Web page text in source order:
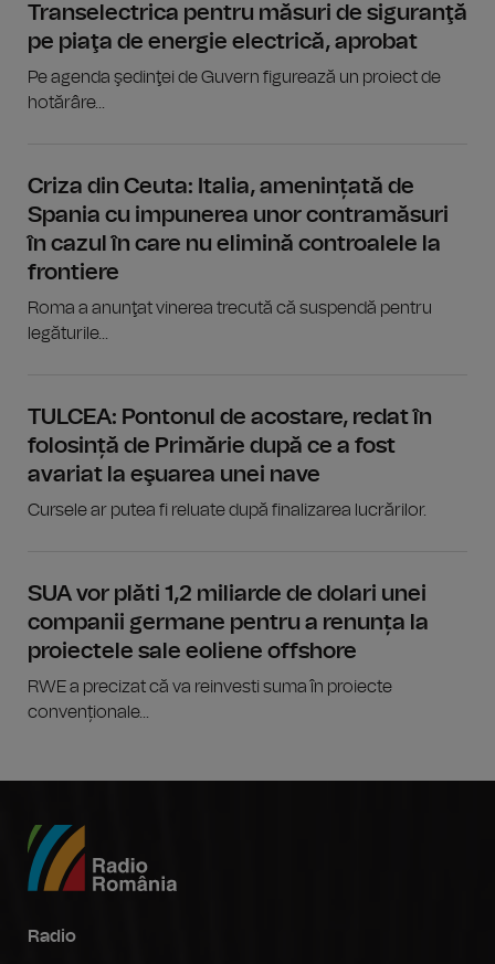
Transelectrica pentru măsuri de siguranţă
pe piaţa de energie electrică, aprobat
Pe agenda şedinţei de Guvern figurează un proiect de
hotărâre...
Criza din Ceuta: Italia, amenințată de
Spania cu impunerea unor contramăsuri
în cazul în care nu elimină controalele la
frontiere
Roma a anunţat vinerea trecută că suspendă pentru
legăturile...
TULCEA: Pontonul de acostare, redat în
folosință de Primărie după ce a fost
avariat la eşuarea unei nave
Cursele ar putea fi reluate după finalizarea lucrărilor.
SUA vor plăti 1,2 miliarde de dolari unei
companii germane pentru a renunța la
proiectele sale eoliene offshore
RWE a precizat că va reinvesti suma în proiecte
convenționale...
Radio